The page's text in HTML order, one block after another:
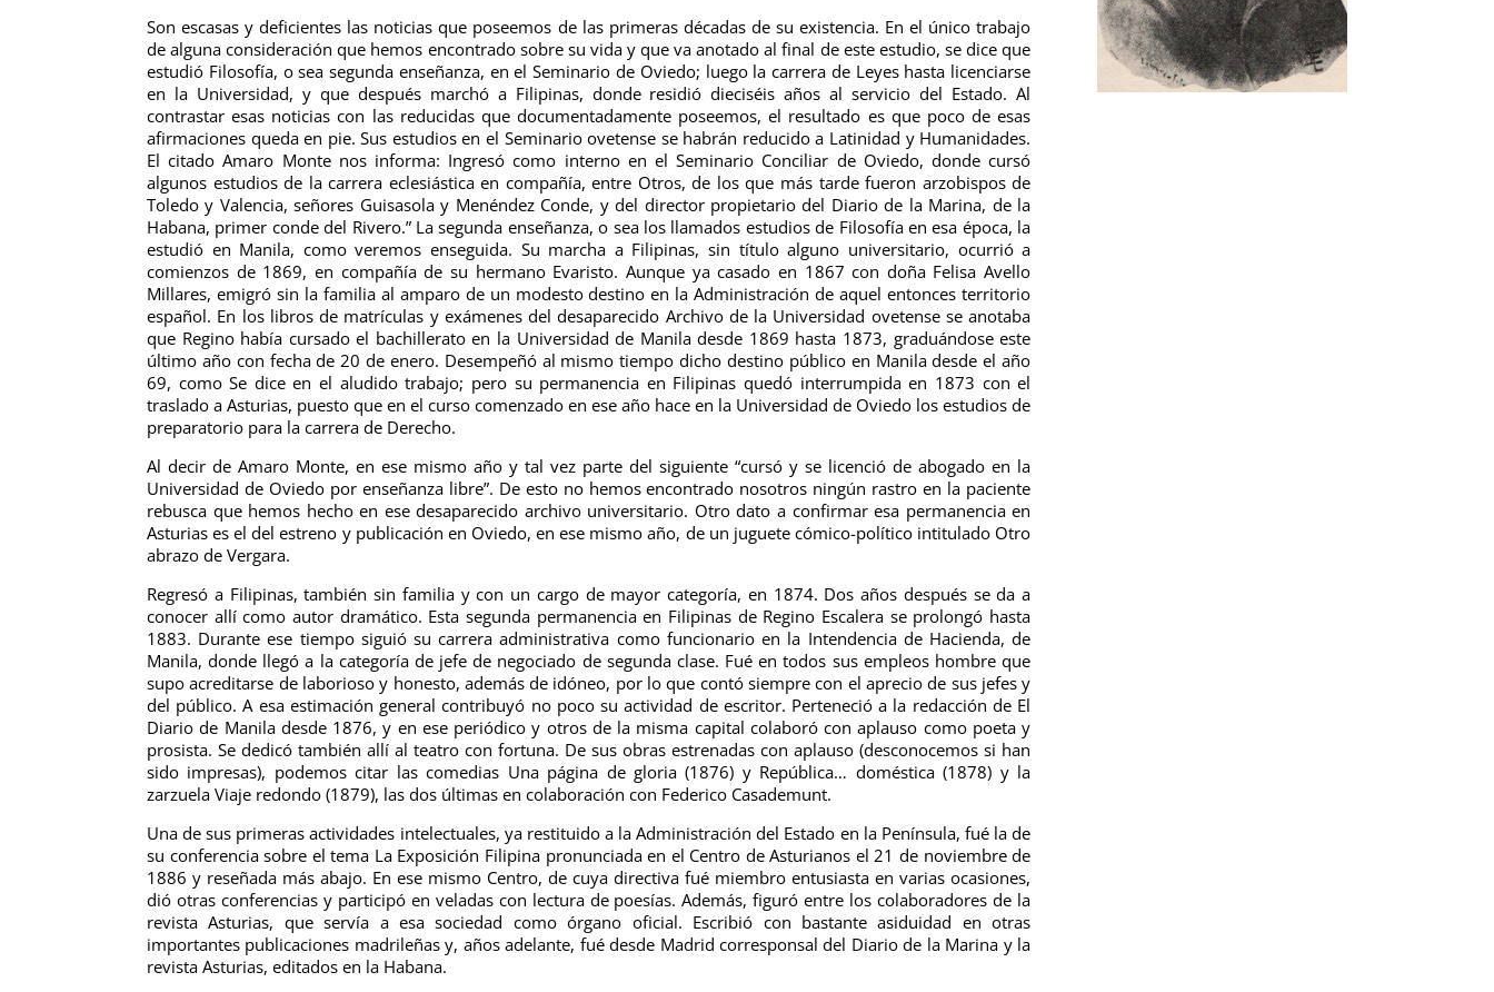
Son escasas y deficientes las noticias que poseemos de las primeras décadas de su existencia. En el único trabajo
de alguna consideración que hemos encontrado sobre su vida y que va anotado al final de este estudio, se dice que
estudió Filosofía, o sea segunda enseñanza, en el Seminario de Oviedo; luego la carrera de Leyes hasta licenciarse
en la Universidad, y que después marchó a Filipinas, donde residió dieciséis años al servicio del Estado. Al
contrastar esas noticias con las reducidas que documentadamente poseemos, el resultado es que poco de esas
afirmaciones queda en pie. Sus estudios en el Seminario ovetense se habrán reducido a Latinidad y Humanidades.
El citado Amaro Monte nos informa: Ingresó como interno en el Seminario Conciliar de Oviedo, donde cursó
algunos estudios de la carrera eclesiástica en compañía, entre Otros, de los que más tarde fueron arzobispos de
Toledo y Valencia, señores Guisasola y Menéndez Conde, y del director propietario del Diario de la Marina, de la
Habana, primer conde del Rivero.” La segunda enseñanza, o sea los llamados estudios de Filosofía en esa época, la
estudió en Manila, como veremos enseguida. Su marcha a Filipinas, sin título alguno universitario, ocurrió a
comienzos de 1869, en compañía de su hermano Evaristo. Aunque ya casado en 1867 con doña Felisa Avello
Millares, emigró sin la familia al amparo de un modesto destino en la Administración de aquel entonces territorio
español. En los libros de matrículas y exámenes del desaparecido Archivo de la Universidad ovetense se anotaba
que Regino había cursado el bachillerato en la Universidad de Manila desde 1869 hasta 1873, graduándose este
último año con fecha de 20 de enero. Desempeñó al mismo tiempo dicho destino público en Manila desde el año
69, como Se dice en el aludido trabajo; pero su permanencia en Filipinas quedó interrumpida en 1873 con el
traslado a Asturias, puesto que en el curso comenzado en ese año hace en la Universidad de Oviedo los estudios de
preparatorio para la carrera de Derecho.
Al decir de Amaro Monte, en ese mismo año y tal vez parte del siguiente “cursó y se licenció de abogado en la
Universidad de Oviedo por enseñanza libre”. De esto no hemos encontrado nosotros ningún rastro en la paciente
rebusca que hemos hecho en ese desaparecido archivo universitario. Otro dato a confirmar esa permanencia en
Asturias es el del estreno y publicación en Oviedo, en ese mismo año, de un juguete cómico-político intitulado Otro
abrazo de Vergara.
Regresó a Filipinas, también sin familia y con un cargo de mayor categoría, en 1874. Dos años después se da a
conocer allí como autor dramático. Esta segunda permanencia en Filipinas de Regino Escalera se prolongó hasta
1883. Durante ese tiempo siguió su carrera administrativa como funcionario en la Intendencia de Hacienda, de
Manila, donde llegó a la categoría de jefe de negociado de segunda clase. Fué en todos sus empleos hombre que
supo acreditarse de laborioso y honesto, además de idóneo, por lo que contó siempre con el aprecio de sus jefes y
del público. A esa estimación general contribuyó no poco su actividad de escritor. Perteneció a la redacción de El
Diario de Manila desde 1876, y en ese periódico y otros de la misma capital colaboró con aplauso como poeta y
prosista. Se dedicó también allí al teatro con fortuna. De sus obras estrenadas con aplauso (desconocemos si han
sido impresas), podemos citar las comedias Una página de gloria (1876) y República… doméstica (1878) y la
zarzuela Viaje redondo (1879), las dos últimas en colaboración con Federico Casademunt.
Una de sus primeras actividades intelectuales, ya restituido a la Administración del Estado en la Península, fué la de
su conferencia sobre el tema La Exposición Filipina pronunciada en el Centro de Asturianos el 21 de noviembre de
1886 y reseñada más abajo. En ese mismo Centro, de cuya directiva fué miembro entusiasta en varias ocasiones,
dió otras conferencias y participó en veladas con lectura de poesías. Además, figuró entre los colaboradores de la
revista Asturias, que servía a esa sociedad como órgano oficial. Escribió con bastante asiduidad en otras
importantes publicaciones madrileñas y, años adelante, fué desde Madrid corresponsal del Diario de la Marina y la
revista Asturias, editados en la Habana.